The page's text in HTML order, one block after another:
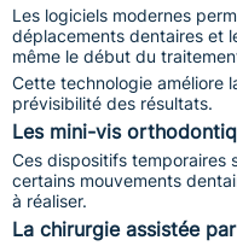
Les logiciels modernes
déplacements dentaires et
même le début du
Cette technologie améliore
prévisibilité des résultats.
Les mini-vis
Ces dispositifs temporaires
certains mouvements
à réaliser.
La chirurgie assistée